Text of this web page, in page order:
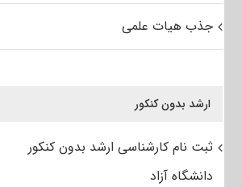
جذب هیات علمی
ارشد بدون کنکور
ثبت نام کارشناسی ارشد بدون کنکور
دانشگاه آزاد